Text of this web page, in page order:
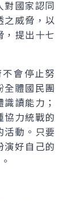
對國家認同
之威脅，以
，提出十七
會停止努
全體國民團
讀能力；
協力統戰的
活動。只要
演好自己的